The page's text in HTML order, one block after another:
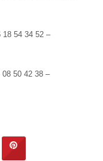
18 54 34 52 –
08 50 42 38 –